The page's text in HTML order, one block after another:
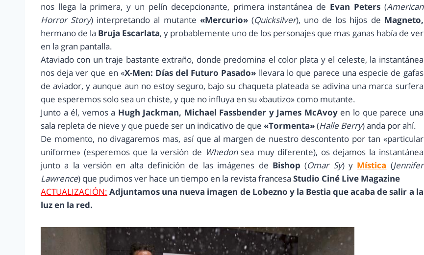
nos llega la primera, y un pelín decepcionante, primera instantánea de Evan Peters (American
Horror Story) interpretando al mutante «Mercurio»(Quicksilver), uno de los hijos de Magneto,
hermano de la Bruja Escarlata, y probablemente uno de los personajes que mas ganas había de ver
en la gran pantalla.
Ataviado con un traje bastante extraño, donde predomina el color plata y el celeste, la instantánea
nos deja ver que en «X-Men: Días del Futuro Pasado» llevara lo que parece una especie de gafas
de aviador, y aunque aun no estoy seguro, bajo su chaqueta plateada se adivina una marca surfera
que esperemos solo sea un chiste, y que no influya en su «bautizo» como mutante.
Junto a él, vemos a Hugh Jackman, Michael Fassbender y James McAvoy en lo que parece una
sala repleta de nieve y que puede ser un indicativo de que «Tormenta»(Halle Berry) anda por ahí.
De momento, no divagaremos mas, así que al margen de nuestro descontento por tan «particular
uniforme» (esperemos que la versión de Whedon sea muy diferente), os dejamos la instantánea
junto a la versión en alta definición de las imágenes de Bishop (Omar Sy) y Mística (Jennifer
Lawrence) que pudimos ver hace un tiempo en la revista francesa Studio Ciné Live Magazine
ACTUALIZACIÓN: Adjuntamos una nueva imagen de Lobezno y la Bestia que acaba de salir a la
luz en la red.